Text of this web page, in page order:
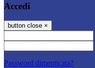
Accedi
button close ×
Password dimenticata?